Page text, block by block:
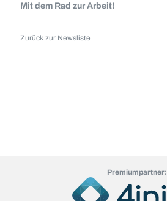
Mit dem Rad zur Arbeit!
Zurück zur Newsliste
Premiumpartner: